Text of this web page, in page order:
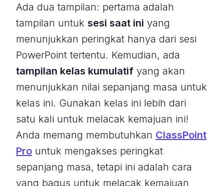
Ada dua tampilan: pertama adalah
tampilan untuk sesi saat ini yang
menunjukkan peringkat hanya dari sesi
PowerPoint tertentu. Kemudian, ada
tampilan kelas kumulatif yang akan
menunjukkan nilai sepanjang masa untuk
kelas ini. Gunakan kelas ini lebih dari
satu kali untuk melacak kemajuan ini!
Anda memang membutuhkan ClassPoint
Pro untuk mengakses peringkat
sepanjang masa, tetapi ini adalah cara
yang bagus untuk melacak kemajuan